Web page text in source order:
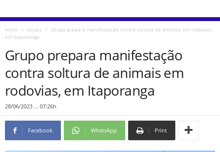
Início Locais
Grupo prepara manifestação contra soltura de animais em rodovias,
em Itaporanga
Grupo prepara manifestação
contra soltura de animais em
rodovias, em Itaporanga
28/06/2023 ... 07:26h
Facebook WhatsApp Print